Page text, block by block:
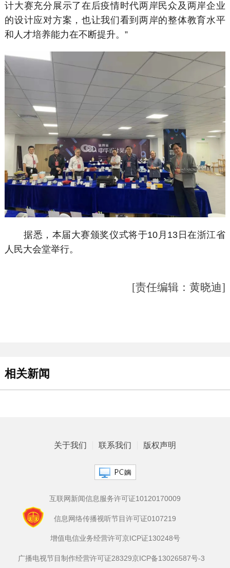
计大赛充分展示了在后疫情时代两岸民众及两岸企业
的设计应对方案，也让我们看到两岸的整体教育水平
和人才培养能力在不断提升。”
据悉，本届大赛颁奖仪式将于10月13日在浙江省
人民大会堂举行。
[责任编辑：黄晓迪]
相关新闻
关于我们 联系我们 版权声明
互联网新闻信息服务许可证10120170009
信息网络传播视听节目许可证0107219
增值电信业务经营许可京ICP证130248号
广播电视节目制作经营许可证28329京ICP备13026587号-3